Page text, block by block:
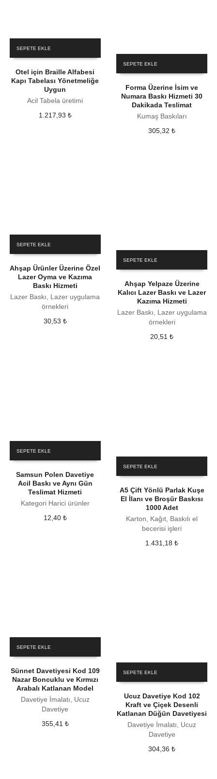
SEPETE EKLE
Otel için Braille Alfabesi
Kapı Tabelası Yönetmeliğe
Uygun
Acil Tabela üretimi
1.217,93 ₺
SEPETE EKLE
Forma Üzerine İsim ve
Numara Baskı Hizmeti 30
Dakikada Teslimat
Kumaş Baskıları
305,32₺
SEPETE EKLE
Ahşap Ürünler Üzerine Özel
Lazer Oyma ve Kazıma
Baskı Hizmeti
Lazer Baskı, Lazer uygulama
örnekleri
30,53 ₺
SEPETE EKLE
Ahşap Yelpaze Üzerine
Kalıcı Lazer Baskı ve Lazer
Kazıma Hizmeti
Lazer Baskı, Lazer uygulama
örnekleri
20,51₺
SEPETE EKLE
Samsun Polen Davetiye
Acil Baskı ve Aynı Gün
Teslimat Hizmeti
Kategori Harici ürünler
12,40 ₺
SEPETE EKLE
A5 Çift Yönlü Parlak Kuşe
El İlanı ve Broşür Baskısı
1000 Adet
Karton, Kağıt, Baskılı el
becerisi işleri
1.431,18₺
SEPETE EKLE
Sünnet Davetiyesi Kod 109
Nazar Boncuklu ve Kırmızı
Arabalı Katlanan Model
Davetiye İmalatı, Ucuz
Davetiye
355,41 ₺
SEPETE EKLE
Ucuz Davetiye Kod 102
Kraft ve Çiçek Desenli
Katlanan Düğün Davetiyesi
Davetiye İmalatı, Ucuz
Davetiye
304,36₺